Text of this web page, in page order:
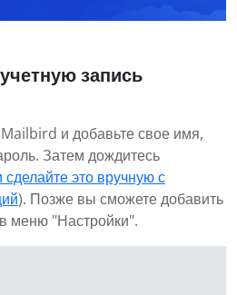
запись
и добавьте свое имя,
Затем дождитесь
сделайте это вручную с
). Позже вы сможете добавить
меню "Настройки".